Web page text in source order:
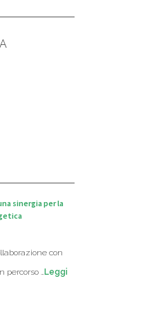
sinergia per la
con
percorso …Leggi